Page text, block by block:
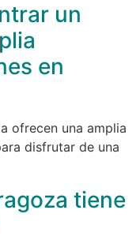
un
en
ofrecen una amplia
disfrutar de una
tiene